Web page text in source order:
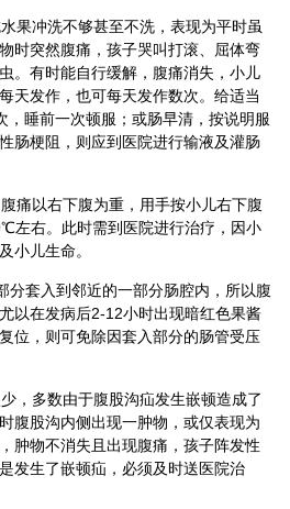
果冲洗不够甚至不洗，表现为平时虽
时突然腹痛，孩子哭叫打滚、屈体弯
。有时能自行缓解，腹痛消失，小儿
天发作，也可每天发作数次。给适当
睡前一次顿服；或肠早清，按说明服
肠梗阻，则应到医院进行输液及灌肠
痛以右下腹为重，用手按小儿右下腹
左右。此时需到医院进行治疗，因小
小儿生命。
套入到邻近的一部分肠腔内，所以腹
以在发病后2-12小时出现暗红色果酱
位，则可免除因套入部分的肠管受压
，多数由于腹股沟疝发生嵌顿造成了
腹股沟内侧出现一肿物，或仅表现为
肿物不消失且出现腹痛，孩子阵发性
发生了嵌顿疝，必须及时送医院治